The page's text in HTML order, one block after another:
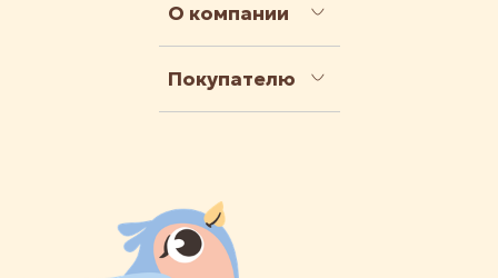
О компании
Покупателю